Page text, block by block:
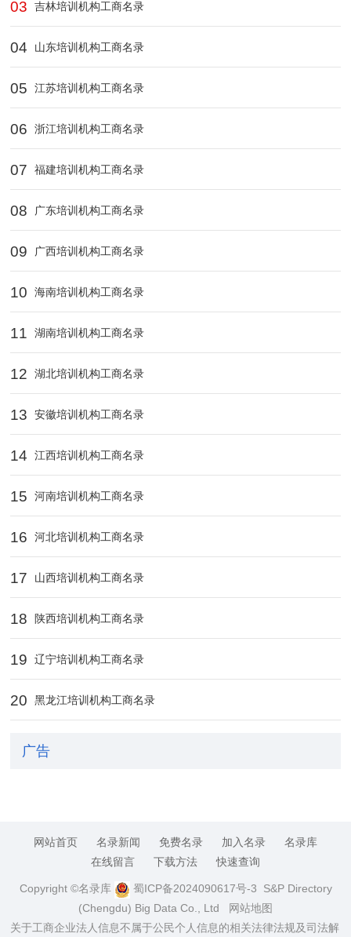
03 吉林培训机构工商名录
04 山东培训机构工商名录
05 江苏培训机构工商名录
06 浙江培训机构工商名录
07 福建培训机构工商名录
08 广东培训机构工商名录
09 广西培训机构工商名录
10 海南培训机构工商名录
11 湖南培训机构工商名录
12 湖北培训机构工商名录
13 安徽培训机构工商名录
14 江西培训机构工商名录
15 河南培训机构工商名录
16 河北培训机构工商名录
17 山西培训机构工商名录
18 陕西培训机构工商名录
19 辽宁培训机构工商名录
20 黑龙江培训机构工商名录
广告
网站首页 名录新闻 免费名录 加入名录
名录库
在线留言
下载方法 快速查询
Copyright ©名录库 蜀ICP备2024090617号-3 S&P Directory
(Chengdu) Big Data Co., Ltd
网站地图
关于工商企业法人信息不属于公民个人信息的相关法律法规及司法解